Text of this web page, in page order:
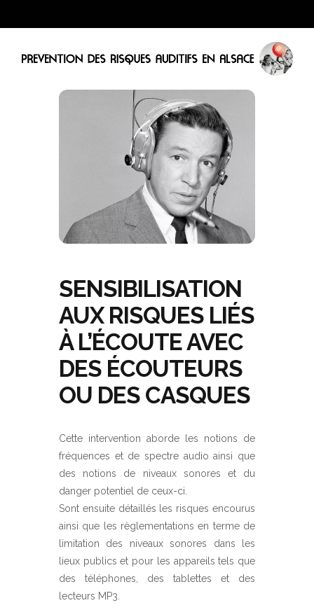
SENSIBILISATION
AUX RISQUES LIÉS
À L’ÉCOUTE AVEC
DES ÉCOUTEURS
OU DES CASQUES
Cette intervention aborde les notions de
fréquences et de spectre audio ainsi que
des notions de niveaux sonores et du
danger potentiel de ceux-ci.
Sont ensuite détaillés les risques encourus
ainsi que les règlementations en terme de
limitation des niveaux sonores dans les
lieux publics et pour les appareils tels que
des téléphones, des tablettes et des
lecteurs MP3.